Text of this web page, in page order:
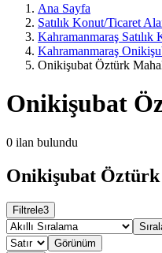
Ana Sayfa
Satılık Konut/Ticaret
Kahramanmaraş Satılık
Kahramanmaraş
Onikişubat Öztürk
Onikişubat
0 ilan bulundu
Onikişubat Öztürk
Filtrele3
Görünüm